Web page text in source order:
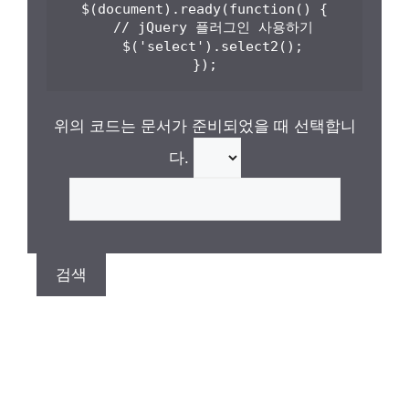
$(document).ready(function() {
  // jQuery 플러그인 사용하기
  $('select').select2();
});
위의 코드는 문서가 준비되었을 때 선택합니
다.
검색